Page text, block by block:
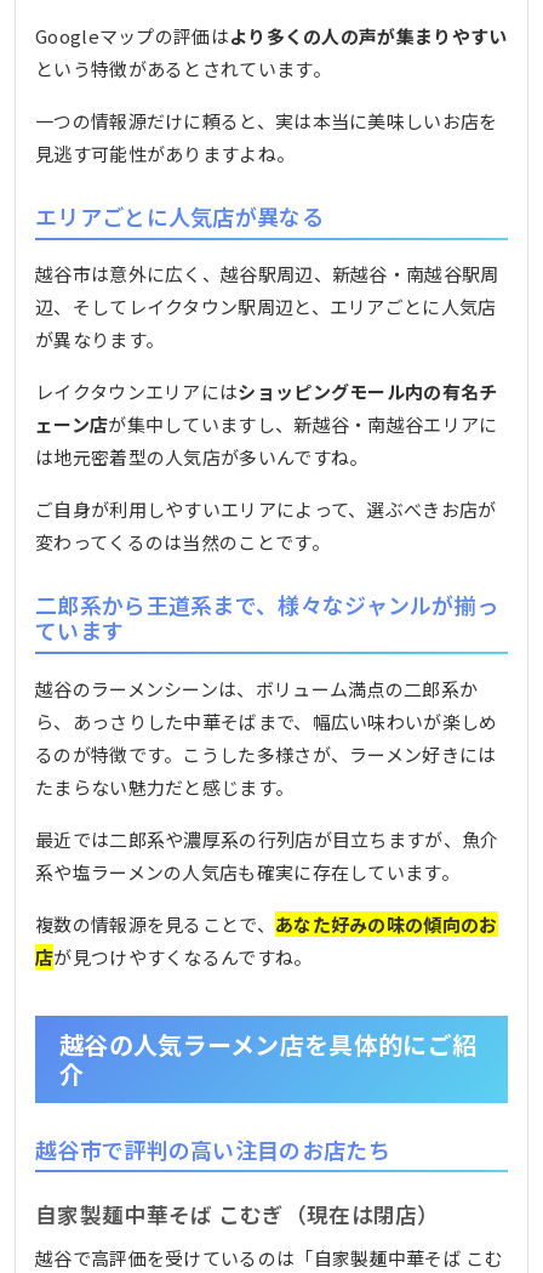
Googleマップの評価はより多くの人の声が集まりやすい
という特徴があるとされています。
一つの情報源だけに頼ると、実は本当に美味しいお店を
見逃す可能性がありますよね。
エリアごとに人気店が異なる
越谷市は意外に広く、越谷駅周辺、新越谷・南越谷駅周
辺、そしてレイクタウン駅周辺と、エリアごとに人気店
が異なります。
レイクタウンエリアにはショッピングモール内の有名チ
ェーン店が集中していますし、新越谷・南越谷エリアに
は地元密着型の人気店が多いんですね。
ご自身が利用しやすいエリアによって、選ぶべきお店が
変わってくるのは当然のことです。
二郎系から王道系まで、様々なジャンルが揃っ
ています
越谷のラーメンシーンは、ボリューム満点の二郎系か
ら、あっさりした中華そばまで、幅広い味わいが楽しめ
るのが特徴です。こうした多様さが、ラーメン好きには
たまらない魅力だと感じます。
最近では二郎系や濃厚系の行列店が目立ちますが、魚介
系や塩ラーメンの人気店も確実に存在しています。
複数の情報源を見ることで、 あなた好みの味の傾向のお
店が見つけやすくなるんですね。
越谷の人気ラーメン店を具体的にご紹
介
越谷市で評判の高い注目のお店たち
自家製麺中華そば こむぎ（現在は閉店）
越谷で高評価を受けているのは「自家製麺中華そば こむ